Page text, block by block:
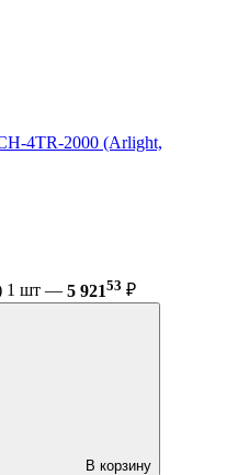
4TR-2000 (Arlight,
1 шт — 5 92153 ₽
В корзину